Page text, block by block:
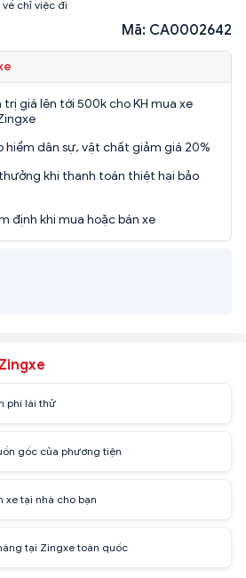
Mã: CA0002642
trị giá lên tới 500k cho KH mua xe
hiểm dân sự, vật chất giảm giá 20%
khi thanh toán thiệt hại bảo
định khi mua hoặc bán xe
Zingxe
phí lái thử
gốc của phương tiện
xe tại nhà cho bạn
tại Zingxe toàn quốc